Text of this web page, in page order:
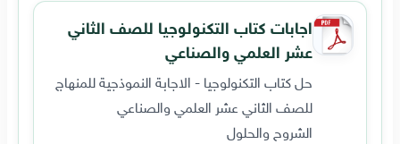
اجابات كتاب التكنولوجيا للصف الثاني
عشر العلمي والصناعي
حل كتاب التكنولوجيا - الاجابة النموذجية للمنهاج
للصف الثاني عشر العلمي والصناعي
الشروح والحلول